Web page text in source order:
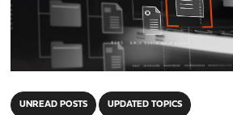
UNREAD POSTS UPDATED TOPICS